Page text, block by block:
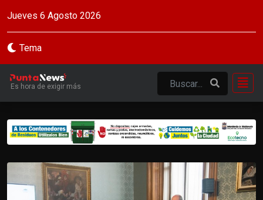
Jueves 6 Agosto 2026
Tema
Es hora de exigir más